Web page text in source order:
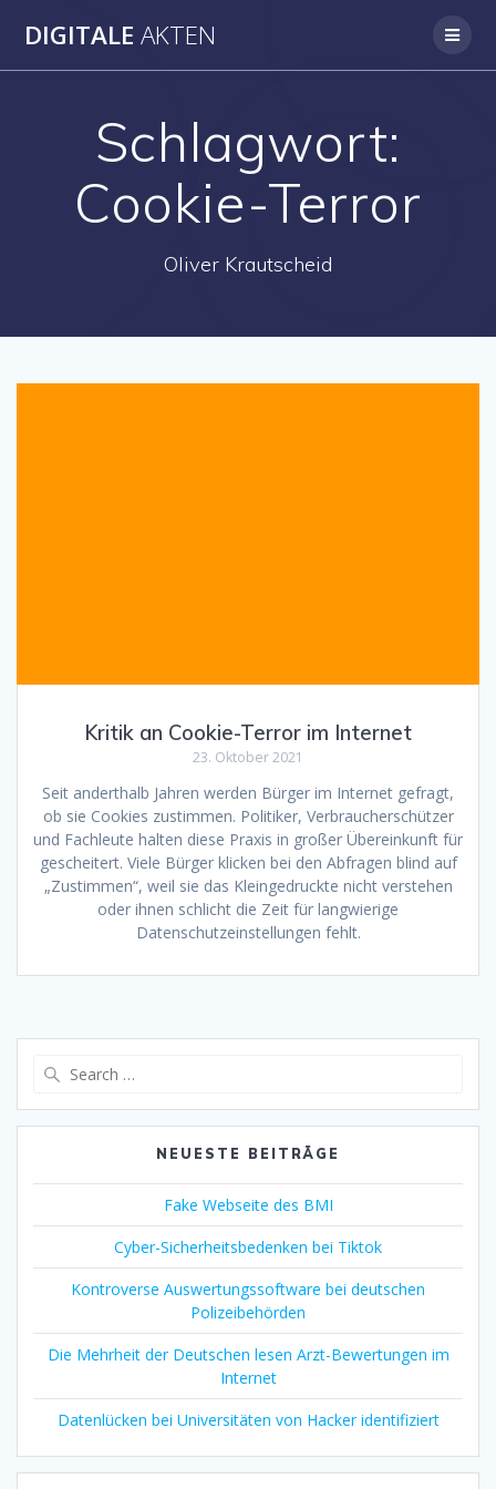
DIGITALE AKTEN
Schlagwort:
Cookie-Terror
Oliver Krautscheid
Kritik an Cookie-Terror im Internet
23. Oktober 2021
Seit anderthalb Jahren werden Bürger im Internet gefragt,
ob sie Cookies zustimmen. Politiker, Verbraucherschützer
und Fachleute halten diese Praxis in großer Übereinkunft für
gescheitert. Viele Bürger klicken bei den Abfragen blind auf
„Zustimmen“, weil sie das Kleingedruckte nicht verstehen
oder ihnen schlicht die Zeit für langwierige
Datenschutzeinstellungen fehlt.
NEUESTE BEITRÄGE
Fake Webseite des BMI
Cyber-Sicherheitsbedenken bei Tiktok
Kontroverse Auswertungssoftware bei deutschen
Polizeibehörden
Die Mehrheit der Deutschen lesen Arzt-Bewertungen im
Internet
Datenlücken bei Universitäten von Hacker identifiziert